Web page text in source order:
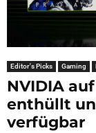
Editor's Picks Gaming
NVIDIA auf
enthüllt
verfügbar